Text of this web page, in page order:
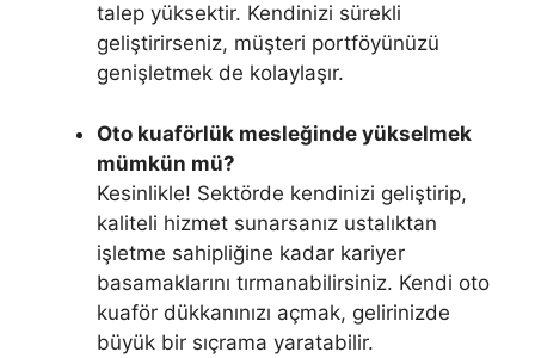
talep yüksektir. Kendinizi sürekli
geliştirirseniz, müşteri portföyünüzü
genişletmek de kolaylaşır.
Oto kuaförlük mesleğinde yükselmek
mümkün mü?
Kesinlikle! Sektörde kendinizi geliştirip,
kaliteli hizmet sunarsanız ustalıktan
işletme sahipliğine kadar kariyer
basamaklarını tırmanabilirsiniz. Kendi oto
kuaför dükkanınızı açmak, gelirinizde
büyük bir sıçrama yaratabilir.